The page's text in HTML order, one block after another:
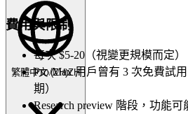
繁體中文(ZH)ZH
繁體中文(ZH)ZH
費用與限制
每次 $5-20（視變更規模而定）
Pro/Max 用戶曾有 3 次免費試
期）
Research preview 階段，功能可